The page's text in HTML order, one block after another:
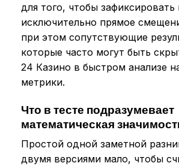
для того, чтобы зафиксировать
исключительно прямое
при этом сопутствующие
которые часто могут быть
24 Казино в быстром анализе
метрики.
Что в тесте подразумевает
математическая
Простой одной заметной
двумя версиями мало, чтобы